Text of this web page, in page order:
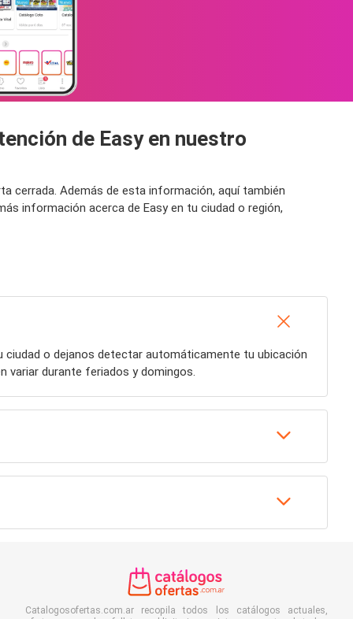
de Easy en nuestro
cerrada. Además de esta información, aquí también
información acerca de Easy en tu ciudad o región,
o dejanos detectar automáticamente tu ubicación
variar durante feriados y domingos.
Catalogosofertas.com.ar recopila todos los catálogos actuales,